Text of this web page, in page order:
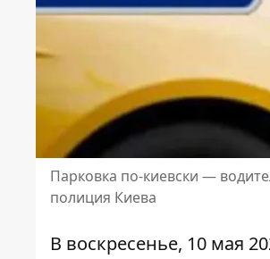
Парковка по-киевски —
полиция Киева
В воскресенье, 10 мая